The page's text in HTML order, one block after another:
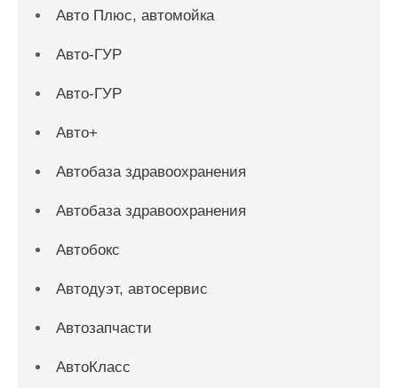
Авто Плюс, автомойка
Авто-ГУР
Авто-ГУР
Авто+
Автобаза здравоохранения
Автобаза здравоохранения
Автобокс
Автодуэт, автосервис
Автозапчасти
АвтоКласс